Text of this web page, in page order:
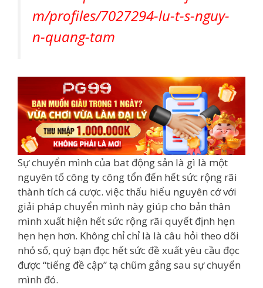
m/profiles/7027294-lu-t-s-nguy-
n-quang-tam
Sự chuyển mình của bat động sản là gì là một
nguyên tố công ty công tổn đến hết sức rộng rãi
thành tích cá cược. việc thấu hiểu nguyên cớ với
giải pháp chuyển mình này giúp cho bản thân
mình xuất hiện hết sức rộng rãi quyết định hẹn
hẹn hẹn hơn. Không chỉ chỉ là là câu hỏi theo dõi
nhỏ số, quý bạn đọc hết sức đề xuất yêu cầu đọc
được “tiếng đề cập” tạ chũm gắng sau sự chuyển
mình đó.